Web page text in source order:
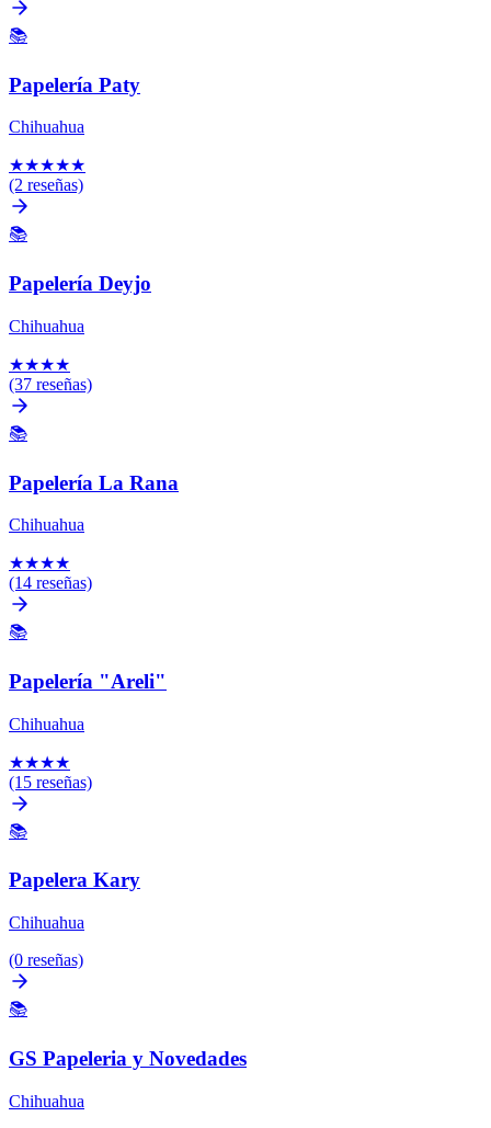
📚
Papelería Paty
Chihuahua
★★★★★
(2 reseñas)
📚
Papelería Deyjo
Chihuahua
★★★★
(37 reseñas)
📚
Papelería La Rana
Chihuahua
★★★★
(14 reseñas)
📚
Papelería "Areli"
Chihuahua
★★★★
(15 reseñas)
📚
Papelera Kary
Chihuahua
(0 reseñas)
📚
GS Papeleria y Novedades
Chihuahua